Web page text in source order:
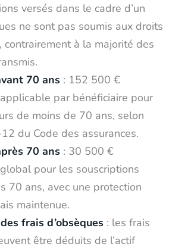
versés dans le cadre d’un
ne sont pas soumis aux droits
contrairement à la majorité des
70 ans : 152 500 €
par bénéficiaire pour
de moins de 70 ans, selon
du Code des assurances.
70 ans : 30 500 €
pour les souscriptions
70 ans, avec une protection
maintenue.
frais d’obsèques : les frais
être déduits de l’actif